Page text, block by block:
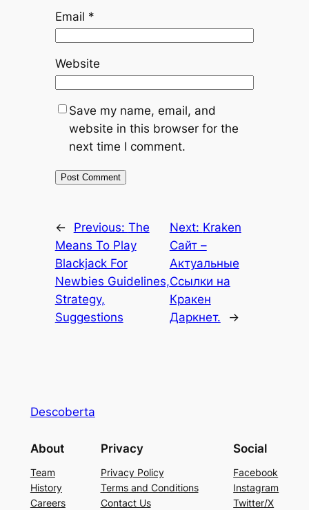
Email *
Website
Save my name, email, and
website in this browser for the
next time I comment.
← Previous: The
Means To Play
Blackjack For
Newbies Guidelines,
Strategy,
Suggestions
Next: Kraken
Сайт –
Актуальные
Ссылки на
Кракен
Даркнет.
→
Descoberta
About
Team
History
Careers
Privacy
Privacy Policy
Terms and Conditions
Contact Us
Social
Facebook
Instagram
Twitter/X